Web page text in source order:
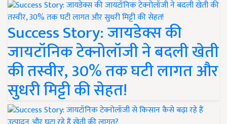
Success Story: जायडेक्स की
जायटॉनिक टेक्नोलॉजी ने बदली खेती
की तस्वीर, 30% तक घटी लागत और
सुधरी मिट्टी की सेहत!